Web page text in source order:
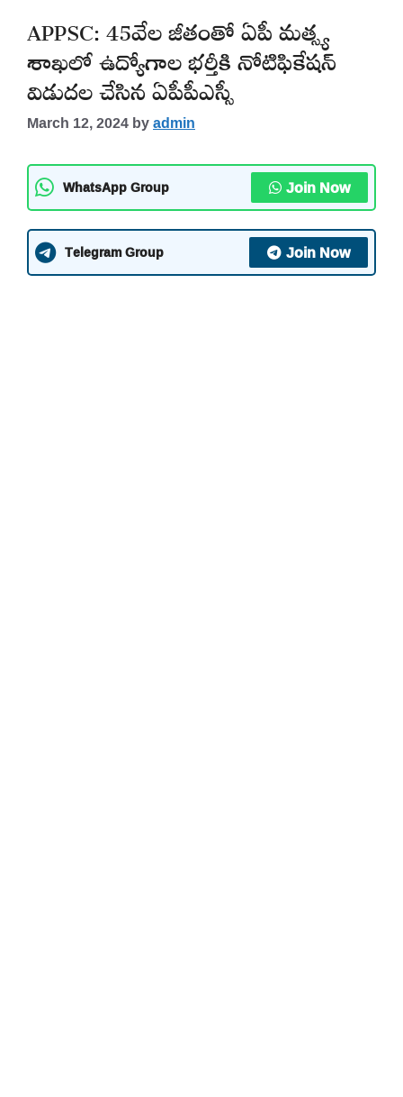
APPSC: 45వేల జీతంతో ఏపీ మత్స్య
శాఖలో ఉద్యోగాల భర్తీకి నోటిఫికేషన్
విడుదల చేసిన ఏపీపీఎస్సీ
March 12, 2024byadmin
WhatsApp Group Join Now
Telegram Group Join Now